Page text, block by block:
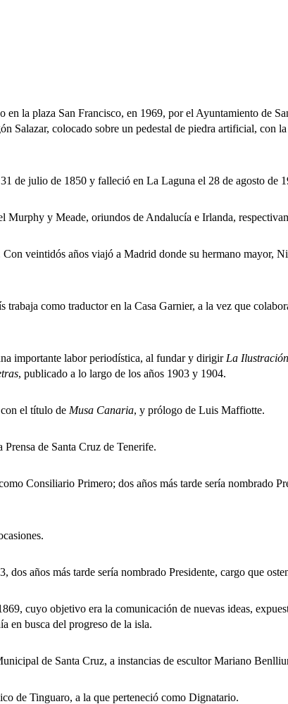
plaza San Francisco, en 1969, por el Ayuntamiento de
Salazar, colocado sobre un pedestal de piedra artificial, con la
de julio de 1850 y falleció en La Laguna el 28 de agosto de
y Meade, oriundos de Andalucía e Irlanda,
veintidós años viajó a Madrid donde su hermano mayor,
como traductor en la Casa Garnier, a la vez que
importante labor periodística, al fundar y dirigir La
, publicado a lo largo de los años 1903 y 1904.
el título de Musa Canaria, y prólogo de Luis Maffiotte.
de Santa Cruz de Tenerife.
Primero; dos años más tarde sería nombrado
años más tarde sería nombrado Presidente, cargo que
cuyo objetivo era la comunicación de nuevas ideas,
en busca del progreso de la isla.
de Santa Cruz, a instancias de escultor Mariano
Tinguaro, a la que perteneció como Dignatario.